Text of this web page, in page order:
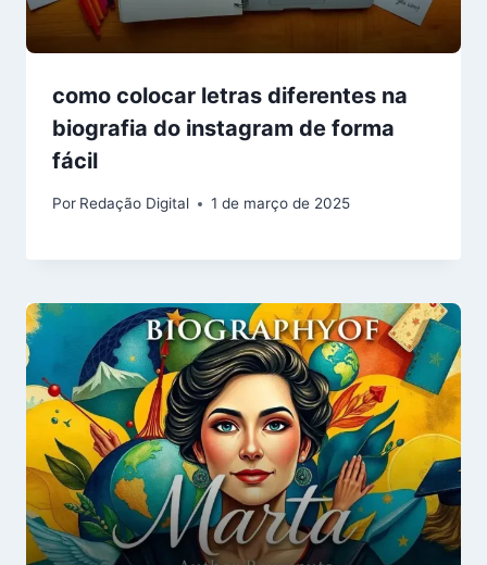
como colocar letras diferentes na
biografia do instagram de forma
fácil
Por Redação Digital 1 de março de 2025